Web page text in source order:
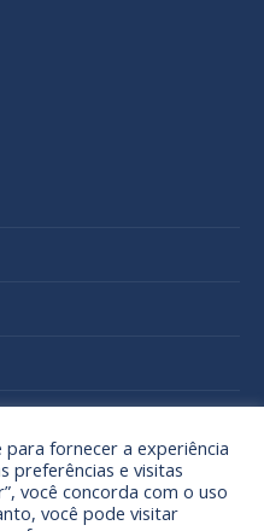
fornecer a experiência
preferências e visitas
você concorda com o uso
você pode visitar